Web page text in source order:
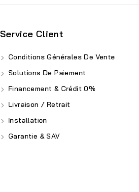
Service Client
Conditions Générales De Vente
Solutions De Paiement
Financement & Crédit 0%
Livraison / Retrait
Installation
Garantie & SAV